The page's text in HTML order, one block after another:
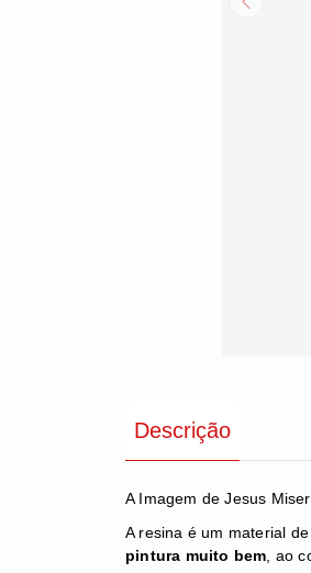
Descrição
A Imagem de Jesus
A resina é um material
pintura muito bem , ao